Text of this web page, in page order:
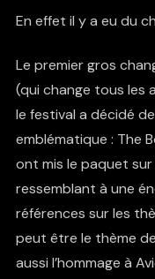
En effet il y a eu du
Le premier gros
(qui change tous les
le festival a décidé
emblématique : The
ont mis le paquet
ressemblant à une
références sur les
peut être le thème
aussi l’hommage à